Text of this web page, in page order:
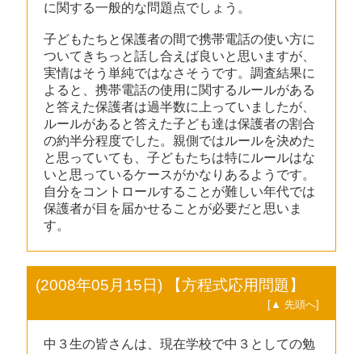
に関する一般的な問題点でしょう。
子どもたちと保護者の間で携帯電話の使い方に
ついてきちっと話し合えば良いと思いますが、
実情はそう単純ではなさそうです。調査結果に
よると、携帯電話の使用に関するルールがある
と答えた保護者は過半数に上っていましたが、
ルールがあると答えた子ども達は保護者の割合
の約半分程度でした。親側ではルールを決めた
と思っていても、子どもたちは特にルールはな
いと思っているケースがかなりあるようです。
自分をコントロールすることが難しい年代では
保護者が目を届かせることが必要だと思いま
す。
(2008年05月15日) 【方程式応用問題】
[▲ 先頭へ]
中３生の皆さんは、現在学校で中３としての勉